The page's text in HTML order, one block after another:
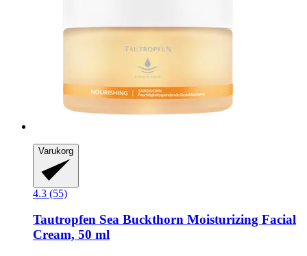
Varukorg
4.3 (55)
Tautropfen Sea Buckthorn Moisturizing Facial
Cream, 50 ml